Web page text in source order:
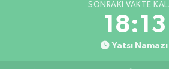
SONRAKI VAKTE
18:12
Yatsı Namazı